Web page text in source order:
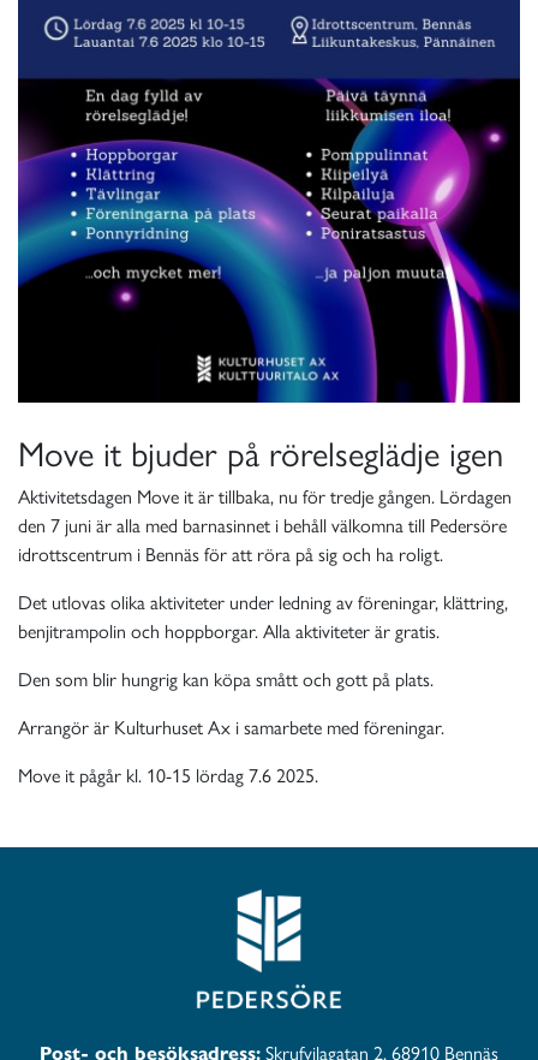
Move it bjuder på rörelseglädje igen
Aktivitetsdagen Move it är tillbaka, nu för tredje gången. Lördagen
den 7 juni är alla med barnasinnet i behåll välkomna till Pedersöre
idrottscentrum i Bennäs för att röra på sig och ha roligt.
Det utlovas olika aktiviteter under ledning av föreningar, klättring,
benjitrampolin och hoppborgar. Alla aktiviteter är gratis.
Den som blir hungrig kan köpa smått och gott på plats.
Arrangör är Kulturhuset Ax i samarbete med föreningar.
Move it pågår kl. 10-15 lördag 7.6 2025.
Post- och besöksadress:Skrufvilagatan 2, 68910 Bennäs